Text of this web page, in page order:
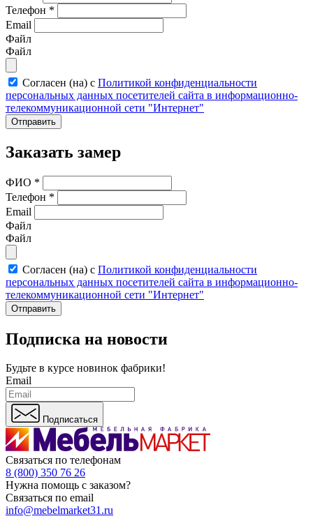
Телефон *
Email
Файл
Файл
Согласен (на) с Политикой конфиденциальности
персональных данных посетителей сайта в информационно-
телекоммуникационной сети "Интернет"
Отправить
Заказать замер
ФИО *
Телефон *
Email
Файл
Файл
Согласен (на) с Политикой конфиденциальности
персональных данных посетителей сайта в информационно-
телекоммуникационной сети "Интернет"
Отправить
Подписка на новости
Будьте в курсе новинок фабрики!
Email
Подписаться
Связаться по телефонам
8 (800) 350 76 26
Нужна помощь с заказом?
Связаться по email
info@mebelmarket31.ru